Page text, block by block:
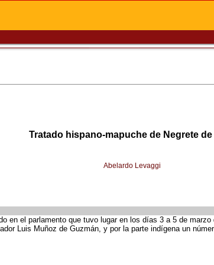
Tratado hispano-mapuche de Negrete de
Abelardo Levaggi
en el parlamento que tuvo lugar en los días 3 a 5 de
Luis Muñoz de Guzmán, y por la parte indígena un